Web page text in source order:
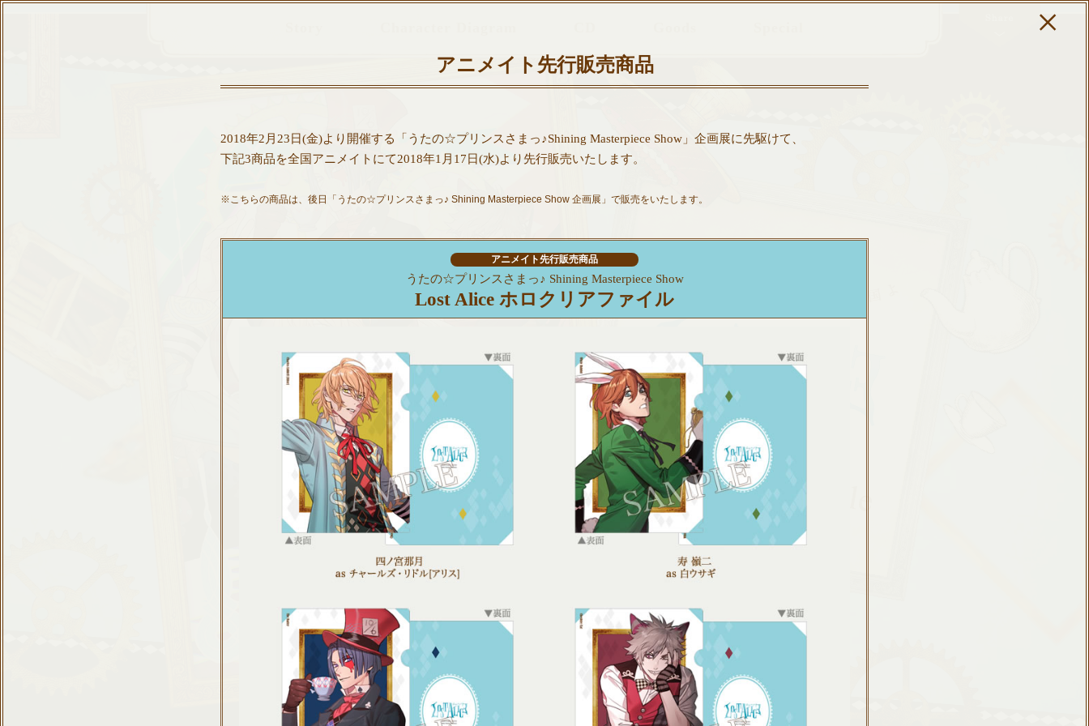
as 一十木音也（CV.寺島拓篤）
がさつで落ち着きがない。
気に入らないことは、すぐに投げ出す。
as 聖川真斗（CV.鈴村健一）
おかしなお茶会を繰り広げている中心人物。
紳士的にふるまい、アリスをもてなす。
as 四ノ宮那月（CV.谷山紀章）
本と空想の世界を愛する少年。
人付き合いが苦手。
厳格で優秀な兄にコンプレックスがある。
as 一ノ瀬トキヤ（CV.宮野真守）
何事にも達観しており、理論的にアリスを諭す。
as 神宮寺レン（CV.諏訪部順一）
楽観主義でお調子者。
お茶会を盛り上げるのが得意。
as 来栖 翔（CV.下野 紘）
ハートの王を恐れつつも尊敬している。
as 愛島セシル（CV.鳥海浩輔）
何事にも悲観的で落ち込みやすい。
常に眠そうにしている。
as 寿 嶺二（CV.森久保祥太郎）
慌てん坊で、時間ばかり気にしている。
行き先を教えてくれないので探すのは一苦労。
as 黒崎蘭丸（CV.鈴木達央）
アリスの行く先々に現れる。
神出鬼没で自由気まま。
常に不敵な笑みを浮かべている。
as 美風 藍（CV.蒼井翔太）
自分の信念に基づき行動する。
立場を顧みず正義を貫き通す。
as カミュ（CV.前野智昭）
チャールズの優秀な兄。
教育のためと弟に厳しく接する。
誰もが恐れる不思議の国の支配者。
自分勝手な規則を強制する。
×
アニメイト先行販売商品
2018年2月23日(金)より開催する「うたの☆プリンスさまっ♪Shining Masterpiece Show」企画展に先駆けて、
下記3商品を全国アニメイトにて2018年1月17日(水)より先行販売いたします。
※こちらの商品は、後日「うたの☆プリンスさまっ♪ Shining Masterpiece Show 企画展」で販売をいたします。
アニメイト先行販売商品
うたの☆プリンスさまっ♪ Shining Masterpiece Show
Lost Alice ホロクリアファイル
｢うたの☆プリンスさまっ♪Shining Masterpiece Show｣
※特典の数には限りがございます。無くなり次第、終了となります。
アニメイト
キャストコメントCD
寺島拓篤、宮野真守、諏訪部順一、鳥海浩輔
アニメイト
ゲーマーズ
キャストコメントCD
谷山紀章、森久保祥太郎、鈴村健一、鈴木達央
ゲーマーズ
とらのあな
キャストコメントCD
前野智昭、下野 紘、蒼井翔太
とらのあな
アニメガ・文教堂 （一部店舗除く）
ジャケット絵柄
クリアイラストカード3枚セット
アニメガ・文教堂
HMV (一部店舗除く) /ローチケHMV Neowing